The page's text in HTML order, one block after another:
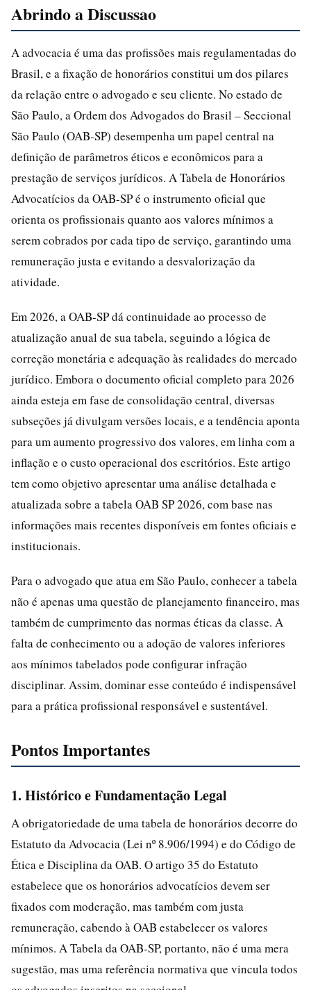
Abrindo a Discussao
A advocacia é uma das profissões mais regulamentadas do
Brasil, e a fixação de honorários constitui um dos pilares
da relação entre o advogado e seu cliente. No estado de
São Paulo, a Ordem dos Advogados do Brasil – Seccional
São Paulo (OAB-SP) desempenha um papel central na
definição de parâmetros éticos e econômicos para a
prestação de serviços jurídicos. A Tabela de Honorários
Advocatícios da OAB-SP é o instrumento oficial que
orienta os profissionais quanto aos valores mínimos a
serem cobrados por cada tipo de serviço, garantindo uma
remuneração justa e evitando a desvalorização da
atividade.
Em 2026, a OAB-SP dá continuidade ao processo de
atualização anual de sua tabela, seguindo a lógica de
correção monetária e adequação às realidades do mercado
jurídico. Embora o documento oficial completo para 2026
ainda esteja em fase de consolidação central, diversas
subseções já divulgam versões locais, e a tendência aponta
para um aumento progressivo dos valores, em linha com a
inflação e o custo operacional dos escritórios. Este artigo
tem como objetivo apresentar uma análise detalhada e
atualizada sobre a tabela OAB SP 2026, com base nas
informações mais recentes disponíveis em fontes oficiais e
institucionais.
Para o advogado que atua em São Paulo, conhecer a tabela
não é apenas uma questão de planejamento financeiro, mas
também de cumprimento das normas éticas da classe. A
falta de conhecimento ou a adoção de valores inferiores
aos mínimos tabelados pode configurar infração
disciplinar. Assim, dominar esse conteúdo é indispensável
para a prática profissional responsável e sustentável.
Pontos Importantes
1. Histórico e Fundamentação Legal
A obrigatoriedade de uma tabela de honorários decorre do
Estatuto da Advocacia (Lei nº 8.906/1994) e do Código de
Ética e Disciplina da OAB. O artigo 35 do Estatuto
estabelece que os honorários advocatícios devem ser
fixados com moderação, mas também com justa
remuneração, cabendo à OAB estabelecer os valores
mínimos. A Tabela da OAB-SP, portanto, não é uma mera
sugestão, mas uma referência normativa que vincula todos